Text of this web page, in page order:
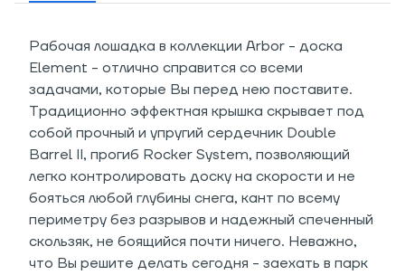
Рабочая лошадка в коллекции Arbor - доска
Element - отлично справится со всеми
задачами, которые Вы перед нею поставите.
Традиционно эффектная крышка скрывает под
собой прочный и упругий сердечник Double
Barrel II, прогиб Rocker System, позволяющий
легко контролировать доску на скорости и не
бояться любой глубины снега, кант по всему
периметру без разрывов и надежный спеченный
скользяк, не боящийся почти ничего. Неважно,
что Вы решите делать сегодня - заехать в парк